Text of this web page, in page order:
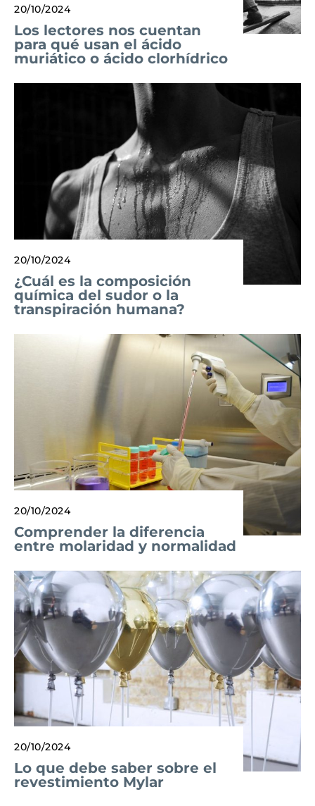
20/10/2024
Los lectores nos cuentan
para qué usan el ácido
muriático o ácido clorhídrico
20/10/2024
¿Cuál es la composición
química del sudor o la
transpiración humana?
20/10/2024
Comprender la diferencia
entre molaridad y normalidad
20/10/2024
Lo que debe saber sobre el
revestimiento Mylar